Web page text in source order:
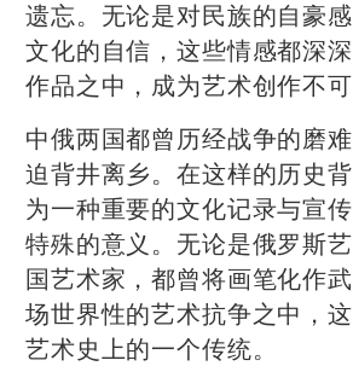
遗忘。无论是对民族的自豪
文化的自信，这些情感都深
作品之中，成为艺术创作不可
中俄两国都曾历经战争的磨
迫背井离乡。在这样的历史
为一种重要的文化记录与宣
特殊的意义。无论是俄罗斯
国艺术家，都曾将画笔化作
场世界性的艺术抗争之中，
艺术史上的一个传统。